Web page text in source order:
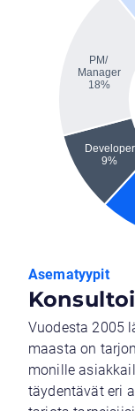
Asematyypit
Vuodesta 2005
maasta on
monille
täydentävät eri